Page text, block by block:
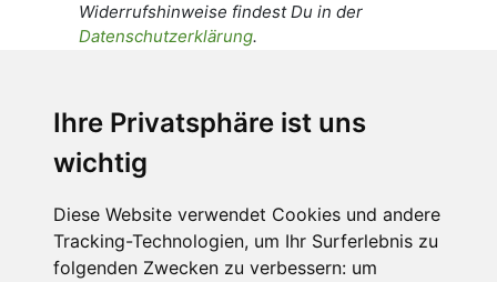
Ihre Privatsphäre ist uns
wichtig
Diese Website verwendet Cookies und andere
Tracking-Technologien, um Ihr Surferlebnis zu
folgenden Zwecken zu verbessern: um
Widerrufshinweise findest Du in der
Datenschutzerklärung.
personenbezogenen Daten an den
Empfänger dieser Nachricht weitergeleitet
werden dürfen. Weitere Informationen und
Widerrufshinweise findest Du in der
Datenschutzerklärung.